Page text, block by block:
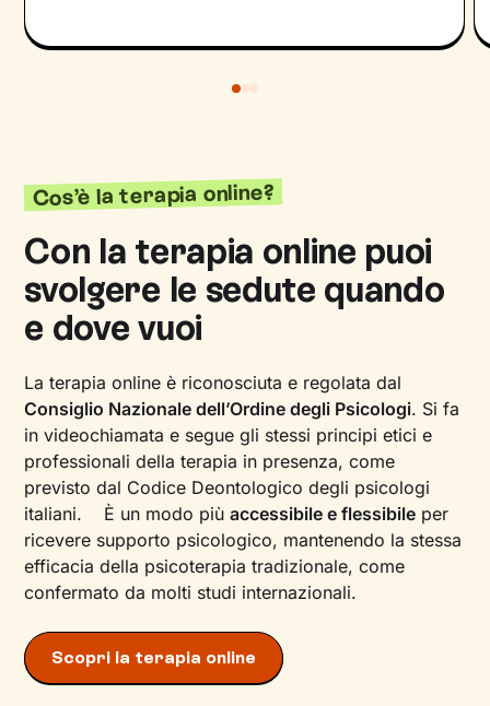
Cos’è la terapia online?
Con la terapia online puoi
svolgere le sedute quando
e dove vuoi
La terapia online è riconosciuta e regolata dal
Consiglio Nazionale dell’Ordine degli Psicologi. Si fa
in videochiamata e segue gli stessi principi etici e
professionali della terapia in presenza, come
previsto dal Codice Deontologico degli psicologi
italiani. È un modo piùaccessibile e flessibile per
ricevere supporto psicologico, mantenendo la stessa
efficacia della psicoterapia tradizionale, come
confermato da molti studi internazionali.
Scopri la terapia online